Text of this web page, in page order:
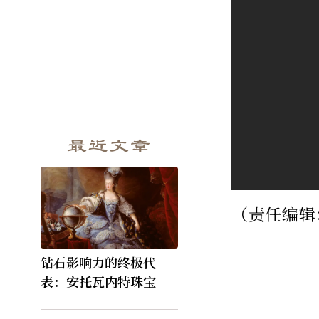
最近文章
钻石影响力的终极代
表：安托瓦内特珠宝
（责任编